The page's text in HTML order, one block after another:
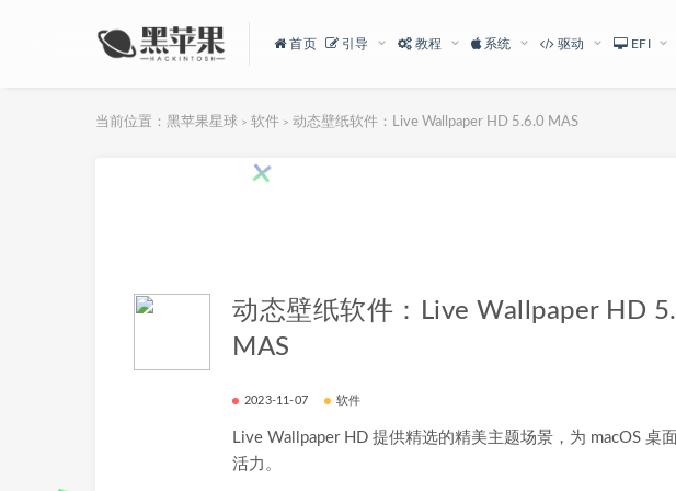
首页 引导 教程 系统 驱动 EFI
当前位置： 黑苹果星球 > 软件 > 动态壁纸软件：Live Wallpaper HD 5.6.0 MAS
动态壁纸软件：Live Wallpaper HD
MAS
2023-11-07 软件
Live Wallpaper HD 提供精选的精美主题场景，为 macOS 桌
活力。